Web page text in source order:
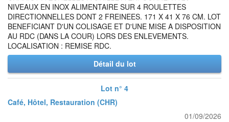
NIVEAUX EN INOX ALIMENTAIRE SUR 4 ROULETTES
DIRECTIONNELLES DONT 2 FREINEES. 171 X 41 X 76 CM. LOT
BENEFICIANT D'UN COLISAGE ET D'UNE MISE A DISPOSITION
AU RDC (DANS LA COUR) LORS DES ENLEVEMENTS.
LOCALISATION : REMISE RDC.
Détail du lot
Lot n° 4
Café, Hôtel, Restauration (CHR)
01/09/2026